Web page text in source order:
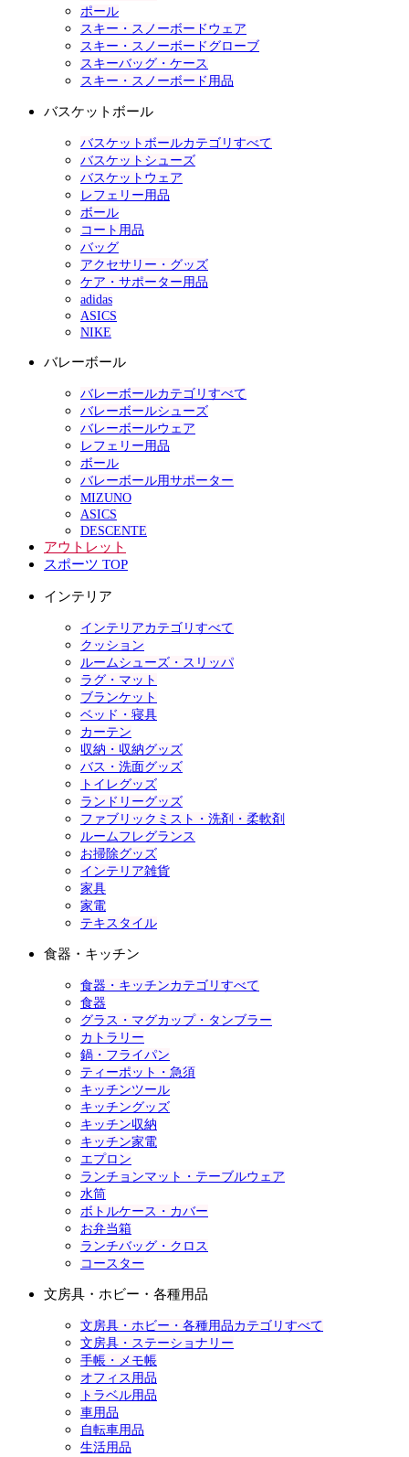
ポール
スキー・スノーボードウェア
スキー・スノーボードグローブ
スキーバッグ・ケース
スキー・スノーボード用品
バスケットボール
バスケットボールカテゴリすべて
バスケットシューズ
バスケットウェア
レフェリー用品
ボール
コート用品
バッグ
アクセサリー・グッズ
ケア・サポーター用品
adidas
ASICS
NIKE
バレーボール
バレーボールカテゴリすべて
バレーボールシューズ
バレーボールウェア
レフェリー用品
ボール
バレーボール用サポーター
MIZUNO
ASICS
DESCENTE
アウトレット
スポーツ TOP
インテリア
インテリアカテゴリすべて
クッション
ルームシューズ・スリッパ
ラグ・マット
ブランケット
ベッド・寝具
カーテン
収納・収納グッズ
バス・洗面グッズ
トイレグッズ
ランドリーグッズ
ファブリックミスト・洗剤・柔軟剤
ルームフレグランス
お掃除グッズ
インテリア雑貨
家具
家電
テキスタイル
食器・キッチン
食器・キッチンカテゴリすべて
食器
グラス・マグカップ・タンブラー
カトラリー
鍋・フライパン
ティーポット・急須
キッチンツール
キッチングッズ
キッチン収納
キッチン家電
エプロン
ランチョンマット・テーブルウェア
水筒
ボトルケース・カバー
お弁当箱
ランチバッグ・クロス
コースター
文房具・ホビー・各種用品
文房具・ホビー・各種用品カテゴリすべて
文房具・ステーショナリー
手帳・メモ帳
オフィス用品
トラベル用品
車用品
自転車用品
生活用品